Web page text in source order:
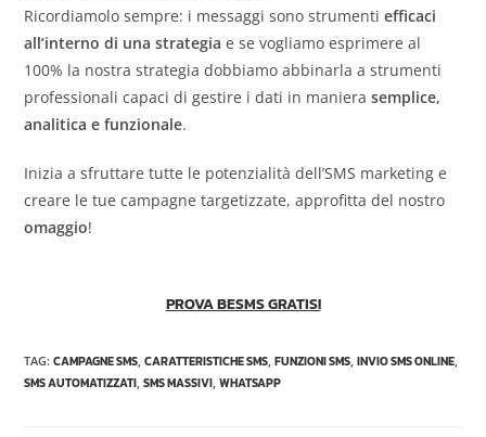
Ricordiamolo sempre: i messaggi sono strumentiefficaci
all’interno di una strategia e se vogliamo esprimere al
100% la nostra strategia dobbiamo abbinarla a strumenti
professionali capaci di gestire i dati in manierasemplice,
analitica e funzionale.
Inizia a sfruttare tutte le potenzialità dell’SMS marketing e
creare le tue campagne targetizzate, approfitta del nostro
omaggio!
PROVA BESMS GRATIS!
TAG:CAMPAGNE SMS CARATTERISTICHE SMS FUNZIONI SMS INVIO SMS ONLINE
SMS AUTOMATIZZATI SMS MASSIVI WHATSAPP